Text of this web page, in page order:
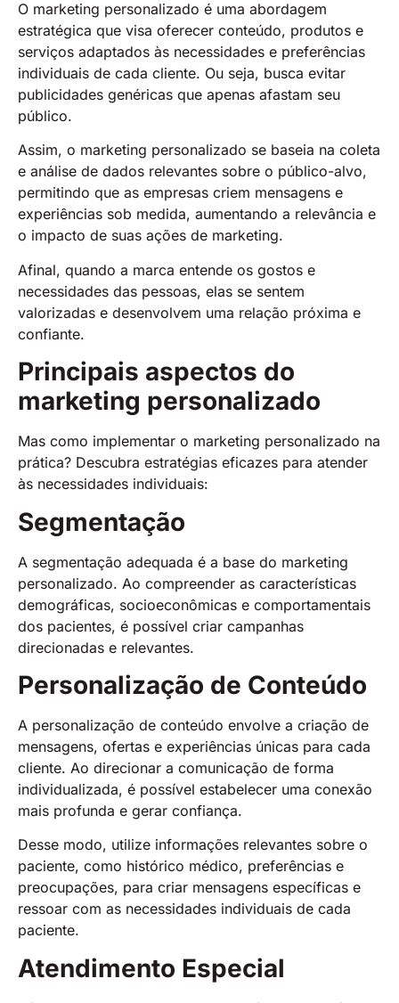
O marketing personalizado é uma abordagem
estratégica que visa oferecer conteúdo, produtos e
serviços adaptados às necessidades e preferências
individuais de cada cliente. Ou seja, busca evitar
publicidades genéricas que apenas afastam seu
público.
Assim, o marketing personalizado se baseia na coleta
e análise de dados relevantes sobre o público-alvo,
permitindo que as empresas criem mensagens e
experiências sob medida, aumentando a relevância e
o impacto de suas ações de marketing.
Afinal, quando a marca entende os gostos e
necessidades das pessoas, elas se sentem
valorizadas e desenvolvem uma relação próxima e
confiante.
Principais aspectos do
marketing personalizado
Mas como implementar o marketing personalizado na
prática? Descubra estratégias eficazes para atender
às necessidades individuais:
Segmentação
A segmentação adequada é a base do marketing
personalizado. Ao compreender as características
demográficas, socioeconômicas e comportamentais
dos pacientes, é possível criar campanhas
direcionadas e relevantes.
Personalização de Conteúdo
A personalização de conteúdo envolve a criação de
mensagens, ofertas e experiências únicas para cada
cliente. Ao direcionar a comunicação de forma
individualizada, é possível estabelecer uma conexão
mais profunda e gerar confiança.
Desse modo, utilize informações relevantes sobre o
paciente, como histórico médico, preferências e
preocupações, para criar mensagens específicas e
ressoar com as necessidades individuais de cada
paciente.
Atendimento Especial